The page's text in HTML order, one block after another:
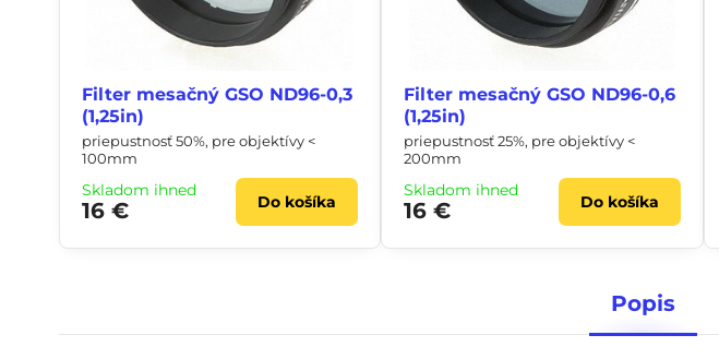
Popis
Filter mesačný GSO ND96-0,3
(1,25in)
priepustnosť 50%, pre objektívy <
100mm
Skladom ihneď
16 € Do košíka
Filter mesačný GSO ND96-0,6
(1,25in)
priepustnosť 25%, pre objektívy <
200mm
Skladom ihneď
16 € Do košíka